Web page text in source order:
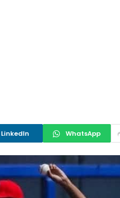
LinkedIn WhatsApp